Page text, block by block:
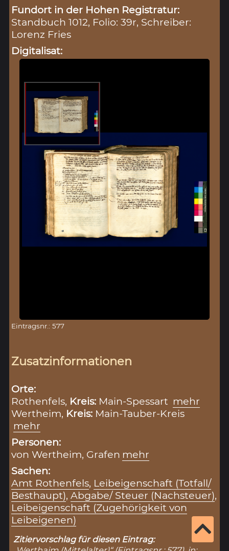
Fundort in der Hohen Registratur:
Standbuch 1012, Folio: 39r, Schreiber:
Lorenz Fries
Digitalisat:
Eintragsnr.: 577
Zusatzinformationen
Orte:
Rothenfels, Kreis: Main-Spessart mehr
Wertheim, Kreis: Main-Tauber-Kreis
mehr
Personen:
von Wertheim, Grafen mehr
Sachen:
Amt Rothenfels, Leibeigenschaft (Totfall/
Besthaupt),Abgabe/ Steuer (Nachsteuer),
Leibeigenschaft (Zugehörigkeit von
Leibeigenen)
Zitiervorschlag für diesen Eintrag: